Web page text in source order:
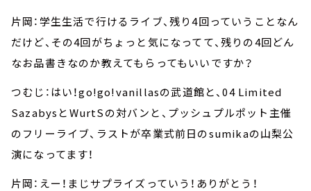
片岡：学生生活で行けるライブ、残り4回っていうことなん
だけど、その4回がちょっと気になってて、残りの4回どん
なお品書きなのか教えてもらってもいいですか？
つむじ：はい！go!go!vanillasの武道館と、04 Limited
SazabysとWurtSの対バンと、プッシュプルポット主催
のフリーライブ、ラストが卒業式前日のsumikaの山梨公
演になってます！
片岡：えー！まじサプライズっていう！ありがとう！